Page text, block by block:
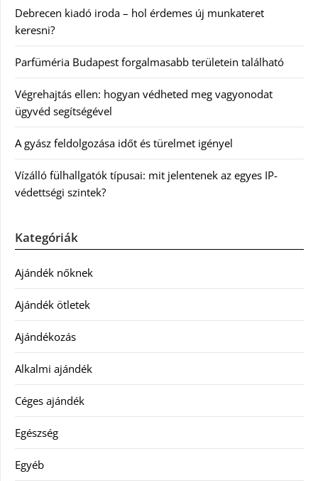
Debrecen kiadó iroda – hol érdemes új munkateret
keresni?
Parfüméria Budapest forgalmasabb területein található
Végrehajtás ellen: hogyan védheted meg vagyonodat
ügyvéd segítségével
A gyász feldolgozása időt és türelmet igényel
Vízálló fülhallgatók típusai: mit jelentenek az egyes IP-
védettségi szintek?
Kategóriák
Ajándék nőknek
Ajándék ötletek
Ajándékozás
Alkalmi ajándék
Céges ajándék
Egészség
Egyéb